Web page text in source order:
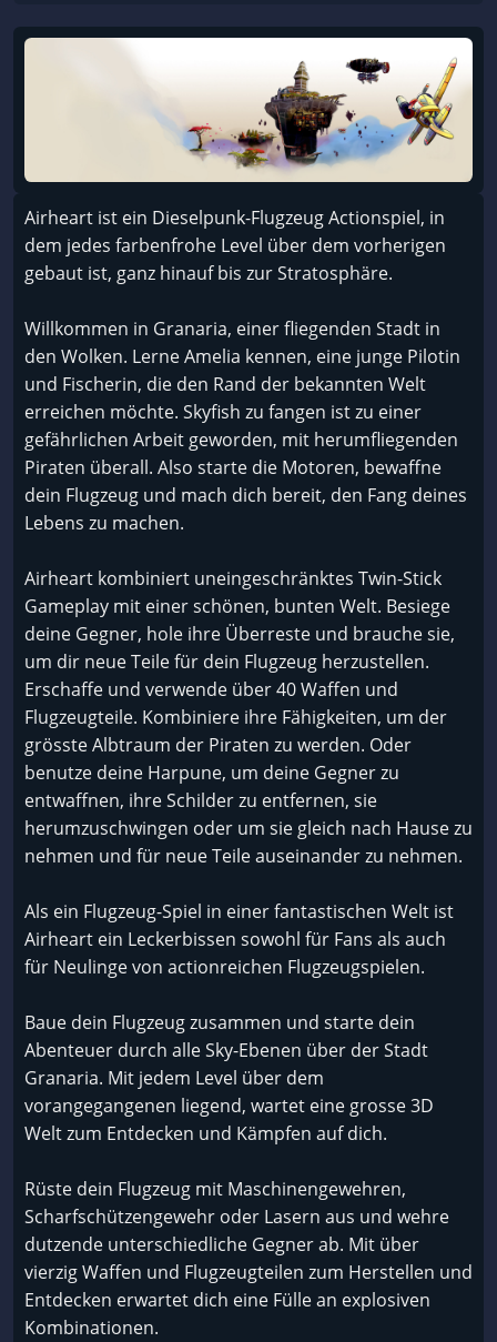
Airheart ist ein Dieselpunk-Flugzeug Actionspiel, in
dem jedes farbenfrohe Level über dem vorherigen
gebaut ist, ganz hinauf bis zur Stratosphäre.
Willkommen in Granaria, einer fliegenden Stadt in
den Wolken. Lerne Amelia kennen, eine junge Pilotin
und Fischerin, die den Rand der bekannten Welt
erreichen möchte. Skyfish zu fangen ist zu einer
gefährlichen Arbeit geworden, mit herumfliegenden
Piraten überall. Also starte die Motoren, bewaffne
dein Flugzeug und mach dich bereit, den Fang deines
Lebens zu machen.
Airheart kombiniert uneingeschränktes Twin-Stick
Gameplay mit einer schönen, bunten Welt. Besiege
deine Gegner, hole ihre Überreste und brauche sie,
um dir neue Teile für dein Flugzeug herzustellen.
Erschaffe und verwende über 40 Waffen und
Flugzeugteile. Kombiniere ihre Fähigkeiten, um der
grösste Albtraum der Piraten zu werden. Oder
benutze deine Harpune, um deine Gegner zu
entwaffnen, ihre Schilder zu entfernen, sie
herumzuschwingen oder um sie gleich nach Hause zu
nehmen und für neue Teile auseinander zu nehmen.
Als ein Flugzeug-Spiel in einer fantastischen Welt ist
Airheart ein Leckerbissen sowohl für Fans als auch
für Neulinge von actionreichen Flugzeugspielen.
Baue dein Flugzeug zusammen und starte dein
Abenteuer durch alle Sky-Ebenen über der Stadt
Granaria. Mit jedem Level über dem
vorangegangenen liegend, wartet eine grosse 3D
Welt zum Entdecken und Kämpfen auf dich.
Rüste dein Flugzeug mit Maschinengewehren,
Scharfschützengewehr oder Lasern aus und wehre
dutzende unterschiedliche Gegner ab. Mit über
vierzig Waffen und Flugzeugteilen zum Herstellen und
Entdecken erwartet dich eine Fülle an explosiven
Kombinationen.